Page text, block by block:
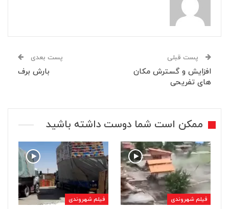
پست قبلی
افزایش و گسترش مکان
های تفریحی
پست بعدی
بارش برف
ممکن است شما دوست داشته باشید
فیلم شهروندی فیلم شهروندی